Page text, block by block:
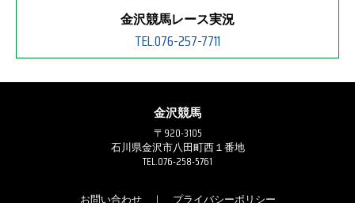
金沢競馬レース実況
TEL.076-257-7711
金沢競馬
〒920-3105
石川県金沢市八田町西１番地
TEL.076-258-5761
お問い合わせ｜ プライバシーポリシー